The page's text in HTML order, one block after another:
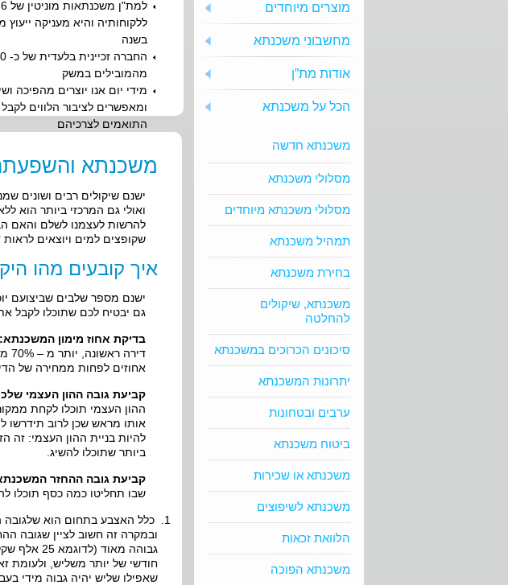
מוצרים מיוחדים
מחשבוני משכנתא
אודות מת”ן
הכל על משכנתא
משכנתא חדשה
מסלולי משכנתא
מסלולי משכנתא מיוחדים
תמהיל משכנתא
בחירת משכנתא
משכנתא, שיקולים
להחלטה
סיכונים הכרוכים במשכנתא
יתרונות המשכנתא
ערבים ובטחונות
ביטוח משכנתא
משכנתא או שכירות
משכנתא לשיפוצים
הלוואת זכאות
משכנתא הפוכה
ללקוחותיה והיא מעניקה
בשנה
מהמובילים במשק
מידי יום אנו יוצרים מהפיכה
ומאפשרים לציבור הלווים לקבל
התואמים לצרכיהם
משכנתא
ישנם שיקולים רבים ושונים
ואולי גם המרכזי ביותר הוא
להרשות לעצמנו לשלם והאם
שקופצים למים ויוצאים לראות
איך קובעים מהו
ישנם מספר שלבים שביצועם
גם יבטיח לכם שתוכלו לקבל
בדיקת אחוז מימון המשכנתא:
אחוזים לפחות ממחירה של
קביעת גובה ההון העצמי
ההון העצמי תוכלו לקחת
אותו מראש שכן לרוב תידרשו
להיות בניית ההון העצמי: זה
ביותר שתוכלו להשיג.
קביעת גובה ההחזר
שבו תחליטו כמה כסף תוכלו
כלל האצבע בתחום הוא שלגובה
ובמקרה זה חשוב לציין שגובה
גבוהה
שאפילו שליש יהיה גבוה מידי